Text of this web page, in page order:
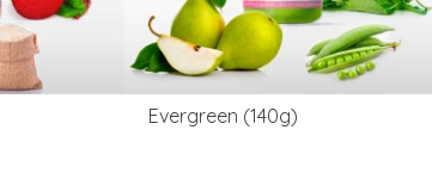
Evergreen (140g)